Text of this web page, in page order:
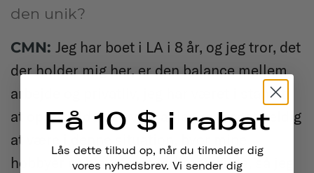
den unik?
CMN: Jeg har boet i LA i 8 år, og jeg tror, det
der holder mig her, er den balance mellem
arbejde og privatliv, jeg har været i stand til
at opretholde. Jeg ved, at jeg er meget heldig
at være i denne situation, hvor mine
hobbyer er blevet min indtægtskilde, så jeg
Få 10 $ i rabat
Lås dette tilbud op, når du tilmelder dig
vores nyhedsbrev. Vi sender dig